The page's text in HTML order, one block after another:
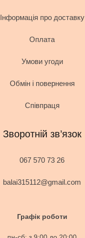
Інформація про доставку
Оплата
Умови угоди
Обмін і повернення
Співпраця
Зворотній зв’язок
067 570 73 26
balai315112@gmail.com
Графік роботи